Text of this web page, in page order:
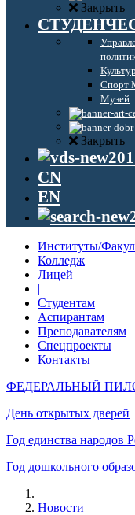
Закрыть
Спорт
Музей
Закрыть
CN
EN
Институты/
Колледж
Лицей
|
Студентам
Аспирантам
Преподавателям
Спецпроекты
Контакты
ФЕДЕРАЛЬНЫЙ
День открытых дверей
Год единства народов
Год дошкольного
Новости